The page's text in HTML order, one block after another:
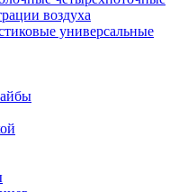
воздуха
универсальные